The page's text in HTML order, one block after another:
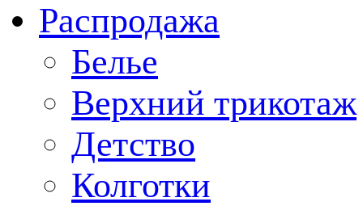
Распродажа
Белье
Верхний трикотаж
Детство
Колготки